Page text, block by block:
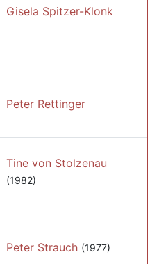
Gisela Spitzer-Klonk
Peter Rettinger
Tine von Stolzenau
(1982)
Peter Strauch (1977)